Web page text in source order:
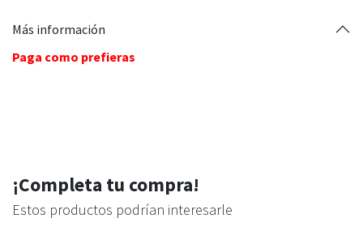
Más información
Paga como prefieras
¡Completa tu compra!
Estos productos podrían interesarle